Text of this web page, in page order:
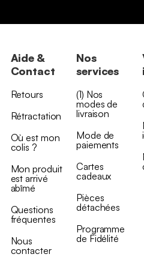
Aide &
Contact
Retours
Rétractation
Où est mon
colis ?
Mon produit
est arrivé
abîmé
Questions
fréquentes
Nous
contacter
Nos
services
(1) Nos
modes de
livraison
Mode de
paiements
Cartes
cadeaux
Pièces
détachées
Programme
de Fidélité